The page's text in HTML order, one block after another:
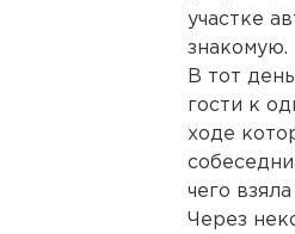
участке
знакомую.
В тот
гости к
ходе
чего
Через